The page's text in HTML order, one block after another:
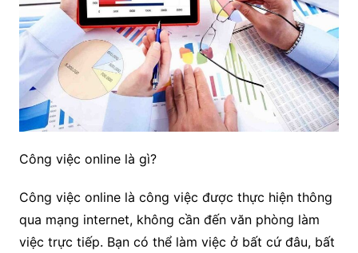
Công việc online là gì?
Công việc online là công việc được thực hiện thông
qua mạng internet, không cần đến văn phòng làm
việc trực tiếp. Bạn có thể làm việc ở bất cứ đâu, bất